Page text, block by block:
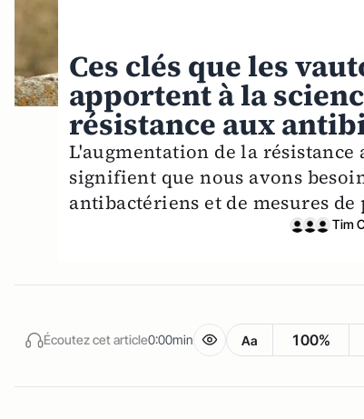
Ces clés que les
apportent à la
résistance aux
L'augmentation de la
signifient que nous avons
antibactériens et de mesures
Tim
Écoutez cet article0:00min Aa 100%